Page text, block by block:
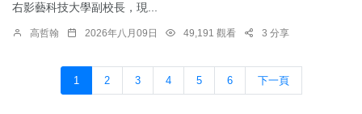
右影藝科技大學副校長，現...
高哲翰 2026年八月09日 49,191 觀看 3 分享
1 2 3 4 5 6 下一頁